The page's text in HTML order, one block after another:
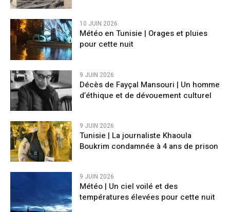
10 JUIN 2026
Météo en Tunisie | Orages et pluies
pour cette nuit
9 JUIN 2026
Décès de Fayçal Mansouri | Un homme
d’éthique et de dévouement culturel
9 JUIN 2026
Tunisie | La journaliste Khaoula
Boukrim condamnée à 4 ans de prison
9 JUIN 2026
Météo | Un ciel voilé et des
températures élevées pour cette nuit